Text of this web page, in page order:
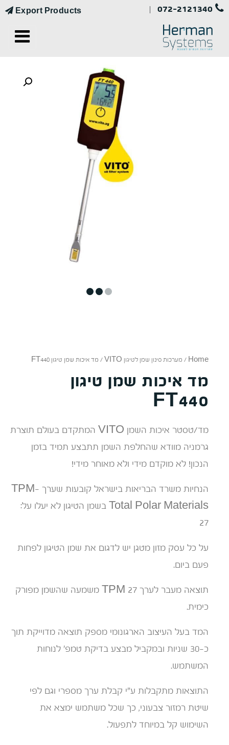
Export Products
Home
/ מערכות סינון שמן לטיגון VITO / מד איכות שמן טיגון FT440
מד איכות שמן טיגון
FT440
מד/טסטר איכות השמן VITO המתקדם בעולם תוצרת
גרמניה מוודא שהחלפת השמן תתבצע תמיד בזמן
הנכון! לא מוקדם מידי ולא מאוחר מידי!
הנחיות משרד הבריאות בישראל קובעות שערך TPM-
Total Polar Materials בשמן הטיגון לא יעלו על:
27
על כל עסק מזון מטגן יש לדגום את שמן הטיגון לפחות
פעם ביום.
תוצאה מעבר לערך 27 TPM משמעה שהשמן מפורק
כימית.
המד בעל העיצוב הארגונומי מספק תוצאה מדוייקת תוך
כ-30 שניות ובמקביל מבצע בדיקת טמפ' לנוחות
המשתמש.
התוצאות מתקבלות ע"י קבלת ערך מספרי וגם לפי
שיטת רמזור צבעוני, כך שכל משתמש ימצא את
השימוש קל במיוחד לתפעול.
1
2
3